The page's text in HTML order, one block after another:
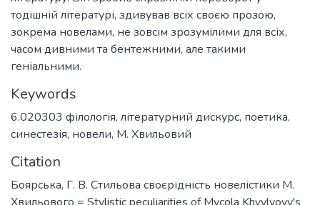
тодішній літературі, здивував всіх своєю прозою,
зокрема новелами, не зовсім зрозумілими для всіх,
часом дивними та бентежними, але такими
геніальними.
Keywords
6.020303 філологія, літературний дискурс, поетика,
синестезія, новели, М. Хвильовий
Citation
Боярська, Г. В. Стильова своєрідність новелістики М.
Хвильового = Stylistic peculiarities of Mycola Khvylyovy's